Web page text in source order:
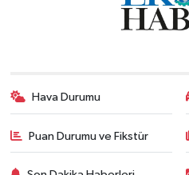
Hava Durumu
Puan Durumu ve Fikstür